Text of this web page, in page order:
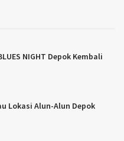
NIGHT Depok Kembali
Lokasi Alun-Alun Depok